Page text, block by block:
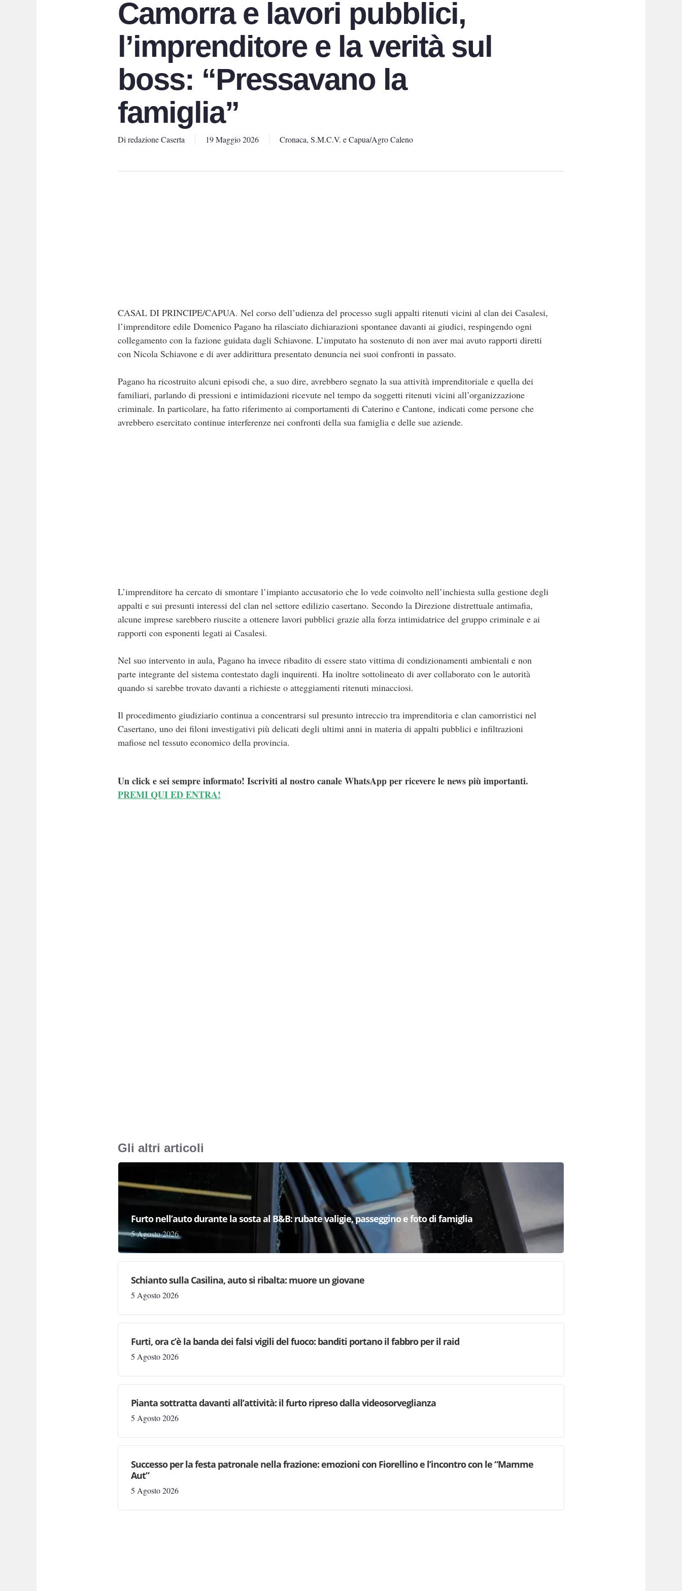
Camorra e lavori pubblici,
l’imprenditore e la verità sul
boss: “Pressavano la
famiglia”
Di redazione Caserta 19 Maggio 2026 Cronaca, S.M.C.V. e Capua/Agro Caleno
CASAL DI PRINCIPE/CAPUA. Nel corso dell’udienza del processo sugli appalti ritenuti vicini al clan dei Casalesi,
l’imprenditore edile Domenico Pagano ha rilasciato dichiarazioni spontanee davanti ai giudici, respingendo ogni
collegamento con la fazione guidata dagli Schiavone. L’imputato ha sostenuto di non aver mai avuto rapporti diretti
con Nicola Schiavone e di aver addirittura presentato denuncia nei suoi confronti in passato.
Pagano ha ricostruito alcuni episodi che, a suo dire, avrebbero segnato la sua attività imprenditoriale e quella dei
familiari, parlando di pressioni e intimidazioni ricevute nel tempo da soggetti ritenuti vicini all’organizzazione
criminale. In particolare, ha fatto riferimento ai comportamenti di Caterino e Cantone, indicati come persone che
avrebbero esercitato continue interferenze nei confronti della sua famiglia e delle sue aziende.
L’imprenditore ha cercato di smontare l’impianto accusatorio che lo vede coinvolto nell’inchiesta sulla gestione degli
appalti e sui presunti interessi del clan nel settore edilizio casertano. Secondo la Direzione distrettuale antimafia,
alcune imprese sarebbero riuscite a ottenere lavori pubblici grazie alla forza intimidatrice del gruppo criminale e ai
rapporti con esponenti legati ai Casalesi.
Nel suo intervento in aula, Pagano ha invece ribadito di essere stato vittima di condizionamenti ambientali e non
parte integrante del sistema contestato dagli inquirenti. Ha inoltre sottolineato di aver collaborato con le autorità
quando si sarebbe trovato davanti a richieste o atteggiamenti ritenuti minacciosi.
Il procedimento giudiziario continua a concentrarsi sul presunto intreccio tra imprenditoria e clan camorristici nel
Casertano, uno dei filoni investigativi più delicati degli ultimi anni in materia di appalti pubblici e infiltrazioni
mafiose nel tessuto economico della provincia.
Un click e sei sempre informato! Iscriviti al nostro canale WhatsApp per ricevere le news più importanti.
PREMI QUI ED ENTRA!
Gli altri articoli
Furto nell’auto durante la sosta al B&B: rubate valigie, passeggino e foto di famiglia
5 Agosto 2026
Schianto sulla Casilina, auto si ribalta: muore un giovane
5 Agosto 2026
Furti, ora c’è la banda dei falsi vigili del fuoco: banditi portano il fabbro per il raid
5 Agosto 2026
Pianta sottratta davanti all’attività: il furto ripreso dalla videosorveglianza
5 Agosto 2026
Successo per la festa patronale nella frazione: emozioni con Fiorellino e l’incontro con le “Mamme
Aut”
5 Agosto 2026